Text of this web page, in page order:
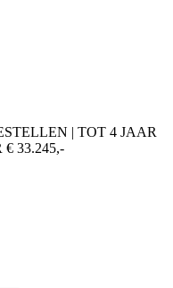
| TOT 4 JAAR
33.245,-